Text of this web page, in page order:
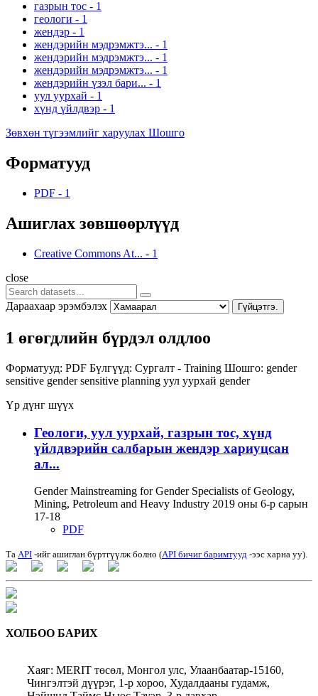
газрын тос - 1
геологи - 1
жендэр - 1
жендэрийн мэдрэмжтэ... - 1
жендэрийн мэдрэмжтэ... - 1
жендэрийн мэдрэмжтэ... - 1
жендэрийн үзэл бари... - 1
уул уурхай - 1
хүнд үйлдвэр - 1
Зөвхөн түгээмлийг харуулах Шошго
Форматууд
PDF - 1
Ашиглах зөвшөөрлүүд
Creative Commons At... - 1
close
Дараахаар эрэмбэлэх Гүйцэтгэ.
1 өгөгдлийн бүрдэл олдлоо
Форматууд: PDF Бүлгүүд: Сургалт - Training Шошго: gender
sensitive gender sensitive planning уул уурхай gender
Үр дүнг шүүх
Геологи, уул уурхай, газрын тос, хүнд
үйлдвэрийн салбарын жендэр хариуцсан
ал...
Gender Mainstreaming for Gender Specialists of Geology,
Mining, Petroleum and Heavy Industry 2019 оны 6-р сарын
17-18
PDF
Та API -ийг ашиглан бүртгүүлж болно (API бичиг баримтууд -ээс харна уу).
ХОЛБОО БАРИХ
Хаяг: MERIT төсөл, Монгол улс, Улаанбаатар-15160,
Чингэлтэй дүүрэг, 1-р хороо, Худалдааны гудамж,